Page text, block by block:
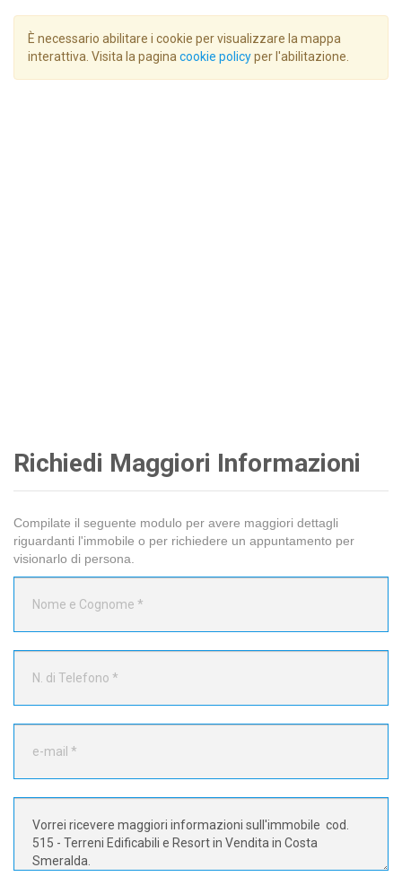
È necessario abilitare i cookie per visualizzare la mappa
interattiva. Visita la paginacookie policyper l'abilitazione.
Richiedi Maggiori Informazioni
Compilate il seguente modulo per avere maggiori dettagli
riguardanti l'immobile o per richiedere un appuntamento per
visionarlo di persona.